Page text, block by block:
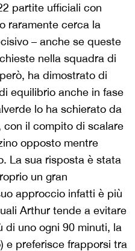
partite ufficiali con
raramente cerca la
– anche se queste
nella squadra di
ha dimostrato di
equilibrio anche in fase
lo ha schierato da
il compito di scalare
opposto mentre
La sua risposta è stata
un gran
approccio infatti è più
Arthur tende a evitare
di uno ogni 90 minuti, la
e preferisce frapporsi tra